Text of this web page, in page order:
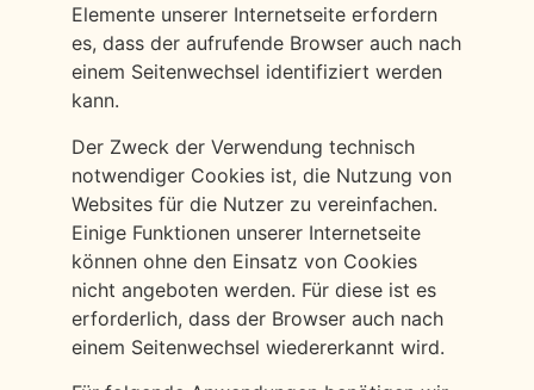
Elemente unserer Internetseite erfordern
es, dass der aufrufende Browser auch nach
einem Seitenwechsel identifiziert werden
kann.
Der Zweck der Verwendung technisch
notwendiger Cookies ist, die Nutzung von
Websites für die Nutzer zu vereinfachen.
Einige Funktionen unserer Internetseite
können ohne den Einsatz von Cookies
nicht angeboten werden. Für diese ist es
erforderlich, dass der Browser auch nach
einem Seitenwechsel wiedererkannt wird.